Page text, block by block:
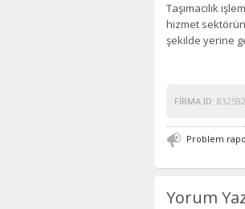
Taşımacılık
hizmet
şekilde yerine
FIRMA ID:
Problem
Yorum